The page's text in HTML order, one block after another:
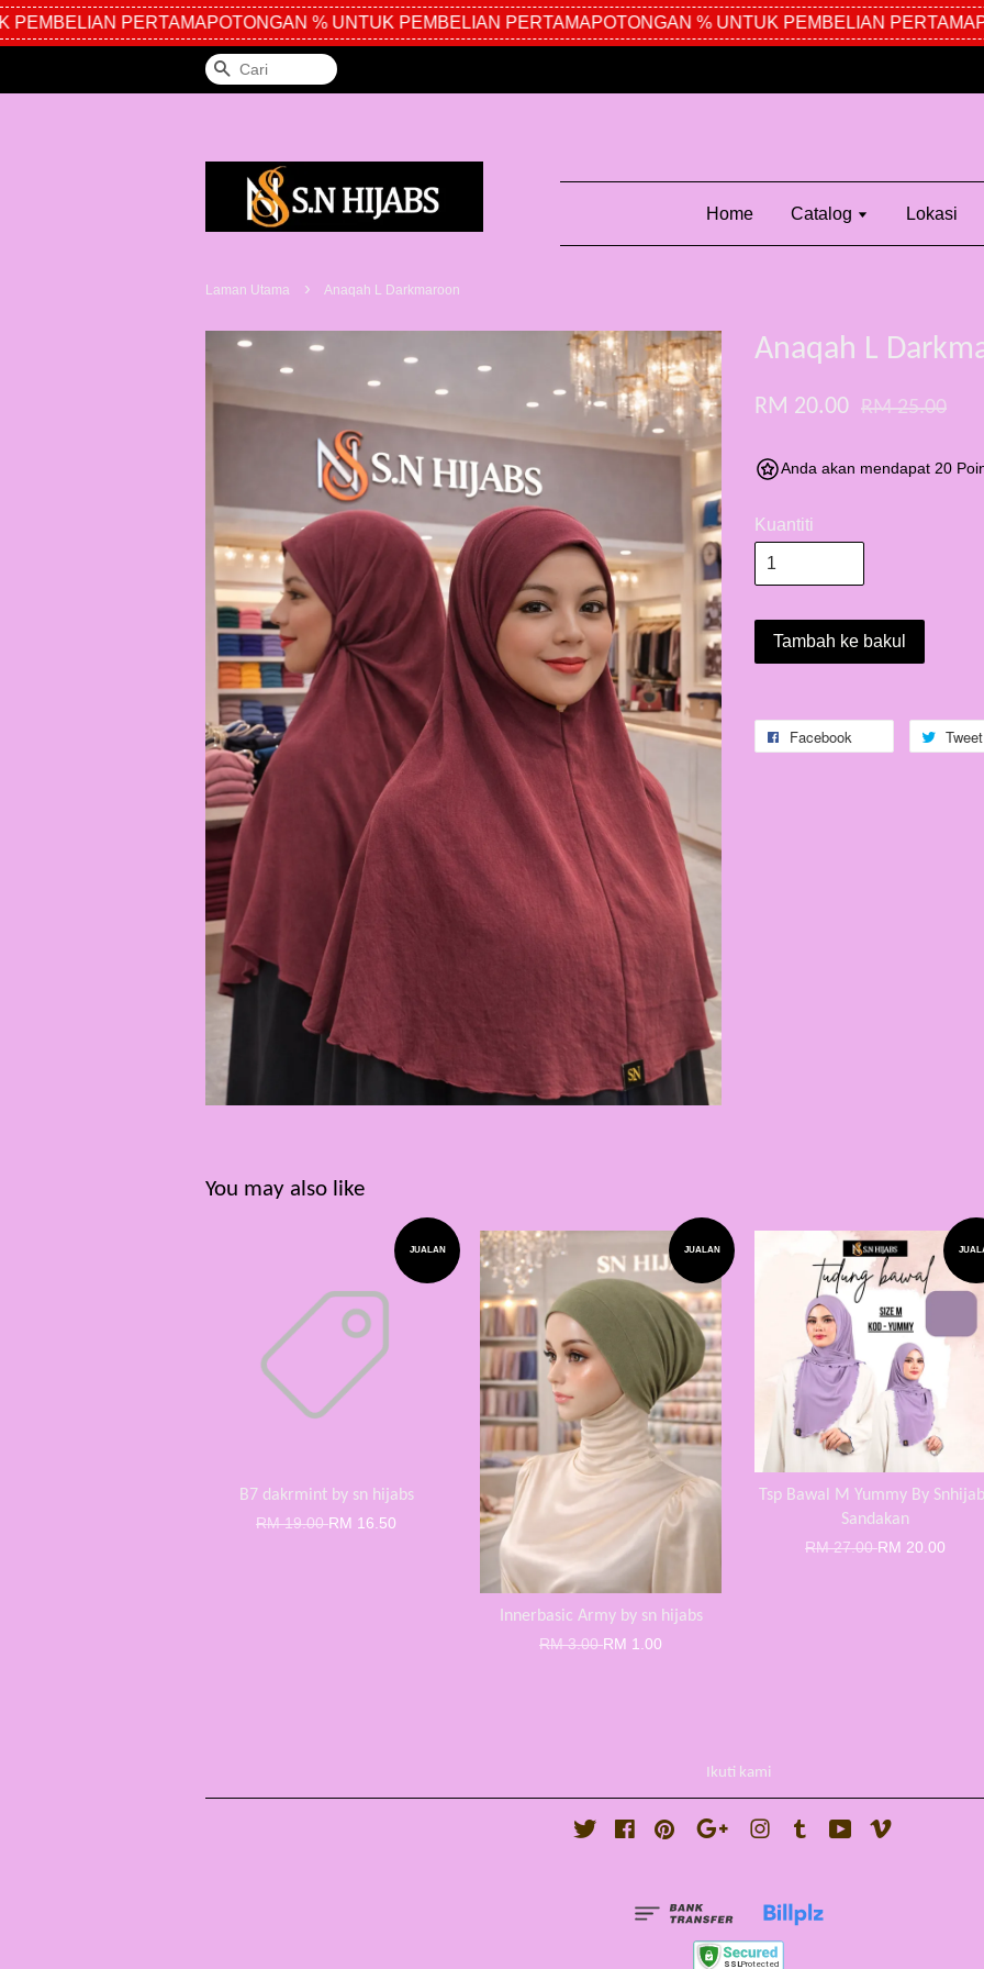
PERTAMAPOTONGAN % UNTUK PEMBELIAN PERTAMAPOTONGAN % UNTUK PEMBELIAN PERTAMA
Cari
Home Catalog Lokasi
Laman Utama › Anaqah L Darkmaroon
Anaqah L
RM 20.00 RM 25.00
Anda akan mendapat 20
Kuantiti
Tambah ke bakul
Facebook Tweet
You may also like
JUALAN
B7 dakrmint by sn hijabs
RM 19.00RM 16.50
JUALAN
Innerbasic Army by sn hijabs
RM 3.00RM 1.00
Tsp Bawal M Yummy By
Sandakan
RM 27.00RM 20.00
Ikuti kami
Twitter FacebookPinterest Google Instagram
Tumblr YouTube